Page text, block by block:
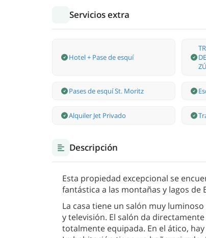
Servicios extra
Hotel + Pase de esquí
Pases de esquí St. Moritz
Alquiler Jet Privado
Descripción
Esta propiedad excepcional se
fantástica a las montañas y lagos de
La casa tiene un salón muy
y televisión. El salón da
totalmente equipada. En el ático,